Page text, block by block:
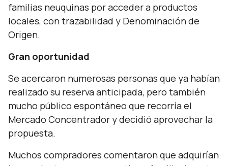
familias neuquinas por acceder a productos
locales, con trazabilidad y Denominación de
Origen.
Gran oportunidad
Se acercaron numerosas personas que ya habían
realizado su reserva anticipada, pero también
mucho público espontáneo que recorría el
Mercado Concentrador y decidió aprovechar la
propuesta.
Muchos compradores comentaron que adquirían